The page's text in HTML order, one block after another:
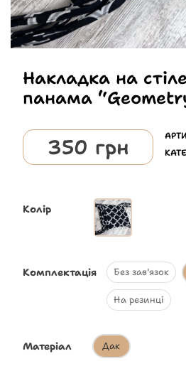
Накладка на
панама
350 грн
Колір
Комплектація Без зав'язок
На резинці
Матеріал Дак